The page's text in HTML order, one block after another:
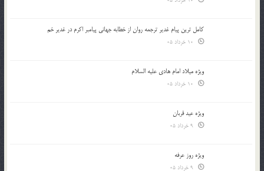
کامل ترین پیام غدیر ترجمه روان از خطابه جهانی پیامبر اکرم در غدیر خم
ویژه میلاد امام هادی علیه السلام
ویژه عید قربان
ویژه روز عرفه